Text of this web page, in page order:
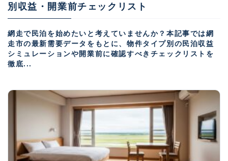
別収益・開業前チェックリスト
網走で民泊を始めたいと考えていませんか？本記事では網
走市の最新需要データをもとに、物件タイプ別の民泊収益
シミュレーションや開業前に確認すべきチェックリストを
徹底...